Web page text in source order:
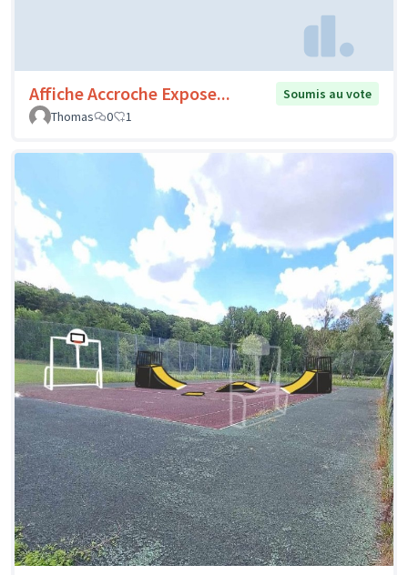
Affiche Accroche Expose...
Soumis au vote
Thomas
0 1